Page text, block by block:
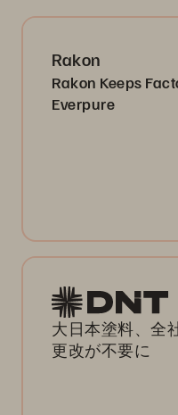
Rakon
Rakon Keeps
Everpure
大日本塗料、全
更改が不要に